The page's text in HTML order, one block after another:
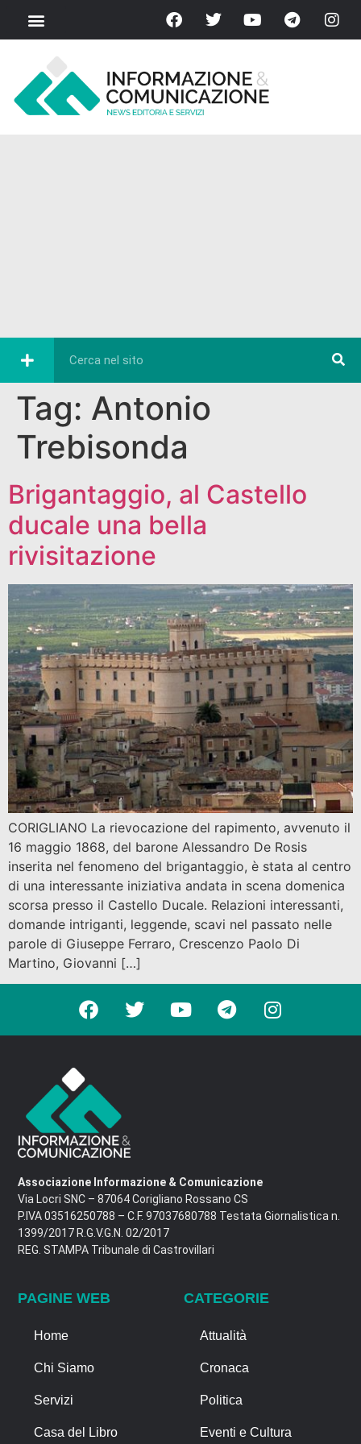
Tag: Antonio
Trebisonda
Brigantaggio, al Castello
ducale una bella
rivisitazione
CORIGLIANO La rievocazione del rapimento, avvenuto il
16 maggio 1868, del barone Alessandro De Rosis
inserita nel fenomeno del brigantaggio, è stata al centro
di una interessante iniziativa andata in scena domenica
scorsa presso il Castello Ducale. Relazioni interessanti,
domande intriganti, leggende, scavi nel passato nelle
parole di Giuseppe Ferraro, Crescenzo Paolo Di
Martino, Giovanni […]
Associazione Informazione & Comunicazione
Via Locri SNC – 87064 Corigliano Rossano CS
P.IVA 03516250788 – C.F. 97037680788 Testata Giornalistica n.
1399/2017 R.G.V.G.N. 02/2017
REG. STAMPA Tribunale di Castrovillari
PAGINE WEB
Home
Chi Siamo
Servizi
Casa del Libro
CATEGORIE
Attualità
Cronaca
Politica
Eventi e Cultura